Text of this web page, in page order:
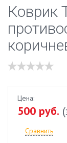
Коврик
Цена:
500 руб.
Сравнить